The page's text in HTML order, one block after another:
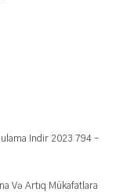
Indir 2023 794 –
Və Artıq Mükafatlara